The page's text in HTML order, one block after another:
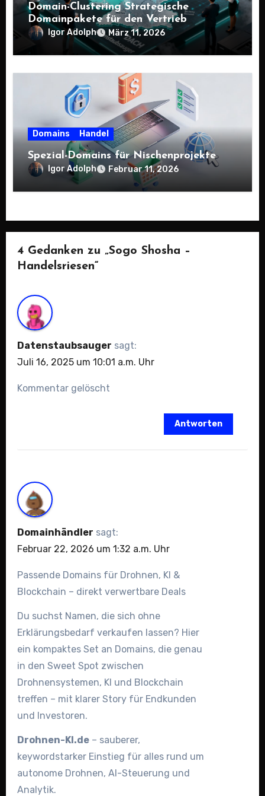
Domain-Clustering Strategische
Domainpakete für den Vertrieb
Igor Adolph März 11, 2026
Domains Handel
Spezial-Domains für Nischenprojekte
Igor Adolph Februar 11, 2026
4 Gedanken zu „Sogo Shosha –
Handelsriesen“
Datenstaubsauger sagt:
Juli 16, 2025 um 10:01 a.m. Uhr
Kommentar gelöscht
Antworten
Domainhändler sagt:
Februar 22, 2026 um 1:32 a.m. Uhr
Passende Domains für Drohnen, KI &
Blockchain – direkt verwertbare Deals
Du suchst Namen, die sich ohne
Erklärungsbedarf verkaufen lassen? Hier
ein kompaktes Set an Domains, die genau
in den Sweet Spot zwischen
Drohnensystemen, KI und Blockchain
treffen – mit klarer Story für Endkunden
und Investoren.
Drohnen-KI.de– sauberer,
keywordstarker Einstieg für alles rund um
autonome Drohnen, AI-Steuerung und
Analytik.